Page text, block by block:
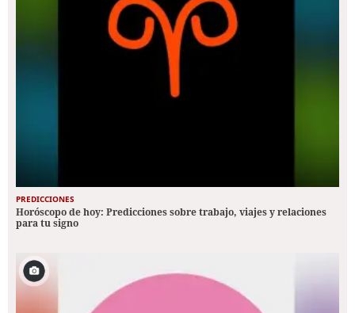
PREDICCIONES
Horóscopo de hoy: Predicciones sobre trabajo, viajes y relaciones
para tu signo